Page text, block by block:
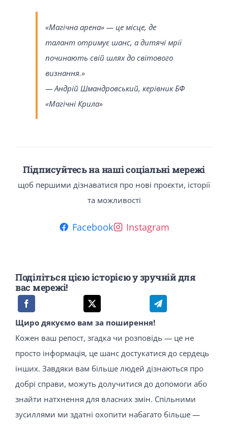
«Магічна арена» — це місце, де
талант отримує шанс, а дитячі мрії
починають свій шлях до світового
визнання.»
— Андрій Шмандровський, керівник БФ
«Магічні Крила»
Підписуйтесь на наші соціальні мережі
щоб першими дізнаватися про нові проєкти, історії
та можливості
Facebook Instagram
Поділіться цією історією у зручній для
вас мережі!
Щиро дякуємо вам за поширення!
Кожен ваш репост, згадка чи розповідь — це не
просто інформація, це шанс достукатися до сердець
інших. Завдяки вам більше людей дізнаються про
добрі справи, можуть долучитися до допомоги або
знайти натхнення для власних змін. Спільними
зусиллями ми здатні охопити набагато більше —